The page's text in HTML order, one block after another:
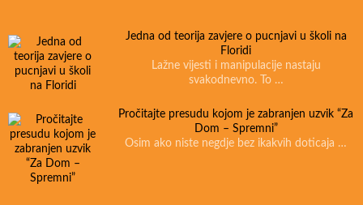
Jedna od teorija zavjere o pucnjavi u školi na
Floridi
Lažne vijesti i manipulacije nastaju
svakodnevno. To …
Pročitajte presudu kojom je zabranjen uzvik “Za
Dom – Spremni”
Osim ako niste negdje bez ikakvih doticaja …